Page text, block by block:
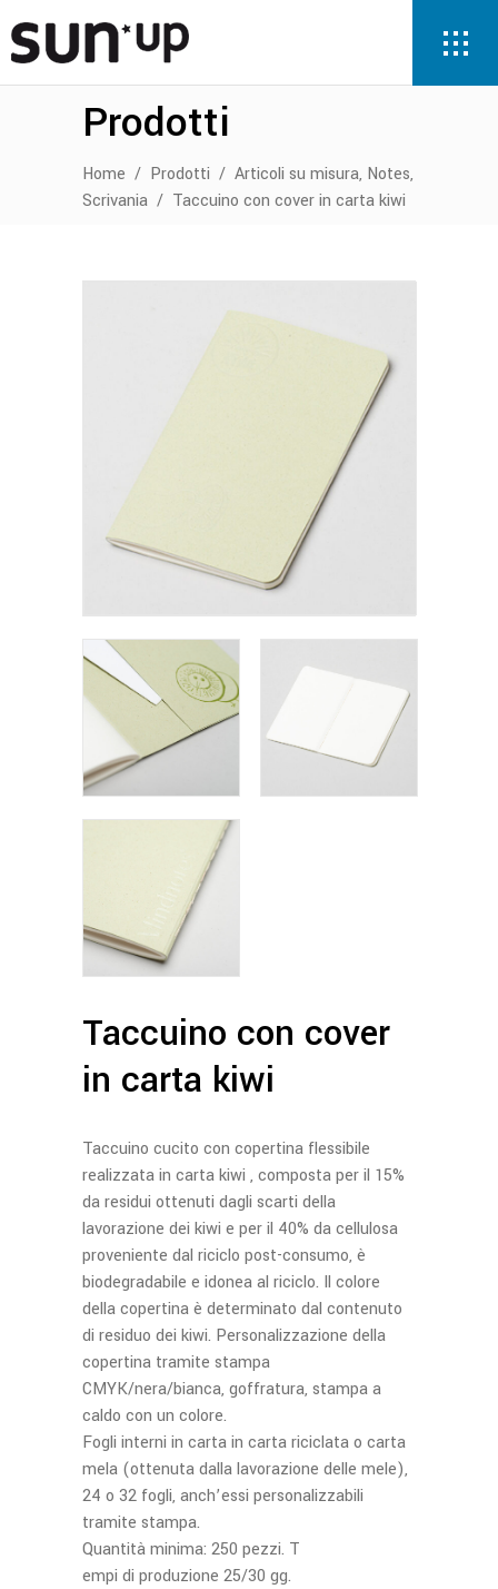
Prodotti
Home / Prodotti / Articoli su misura, Notes,
Scrivania / Taccuino con cover in carta kiwi
Taccuino con cover
in carta kiwi
Taccuino cucito con copertina flessibile
realizzata in carta kiwi , composta per il 15%
da residui ottenuti dagli scarti della
lavorazione dei kiwi e per il 40% da cellulosa
proveniente dal riciclo post-consumo, è
biodegradabile e idonea al riciclo. Il colore
della copertina è determinato dal contenuto
di residuo dei kiwi. Personalizzazione della
copertina tramite stampa
CMYK/nera/bianca, goffratura, stampa a
caldo con un colore.
Fogli interni in carta in carta riciclata o carta
mela (ottenuta dalla lavorazione delle mele),
24 o 32 fogli, anch’essi personalizzabili
tramite stampa.
Quantità minima: 250 pezzi. T
empi di produzione 25/30 gg.